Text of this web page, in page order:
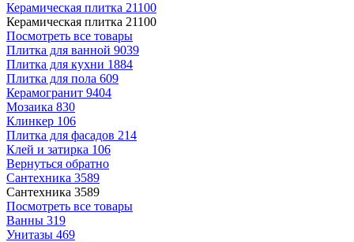
Керамическая плитка 21100
Керамическая плитка 21100
Посмотреть все товары
Плитка для ванной 9039
Плитка для кухни 1884
Плитка для пола 609
Керамогранит 9404
Мозаика 830
Клинкер 106
Плитка для фасадов 214
Клей и затирка 106
Вернуться обратно
Сантехника 3589
Сантехника 3589
Посмотреть все товары
Ванны 319
Унитазы 469